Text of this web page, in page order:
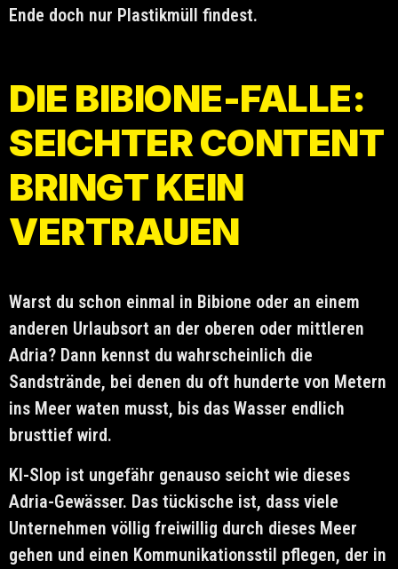
Ende doch nur Plastikmüll findest.
DIE BIBIONE-FALLE:
SEICHTER CONTENT
BRINGT KEIN
VERTRAUEN
Warst du schon einmal in Bibione oder an einem
anderen Urlaubsort an der oberen oder mittleren
Adria? Dann kennst du wahrscheinlich die
Sandstrände, bei denen du oft hunderte von Metern
ins Meer waten musst, bis das Wasser endlich
brusttief wird.
KI-Slop ist ungefähr genauso seicht wie dieses
Adria-Gewässer. Das tückische ist, dass viele
Unternehmen völlig freiwillig durch dieses Meer
gehen und einen Kommunikationsstil pflegen, der in